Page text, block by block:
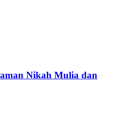
Nikah Mulia dan